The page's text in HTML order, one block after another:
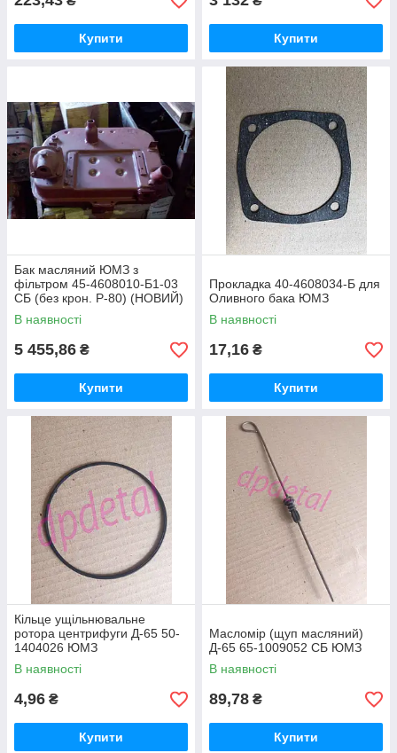
Купити Купити
Бак масляний ЮМЗ з
фільтром 45-4608010-Б1-03
СБ (без крон. Р-80) (НОВИЙ)
В наявності
5 455,86 ₴
Купити
Прокладка 40-4608034-Б для
Оливного бака ЮМЗ
В наявності
17,16 ₴
Купити
Кільце ущільнювальне
ротора центрифуги Д-65 50-
1404026 ЮМЗ
В наявності
4,96 ₴
Купити
Масломір (щуп масляний)
Д-65 65-1009052 СБ ЮМЗ
В наявності
89,78 ₴
Купити